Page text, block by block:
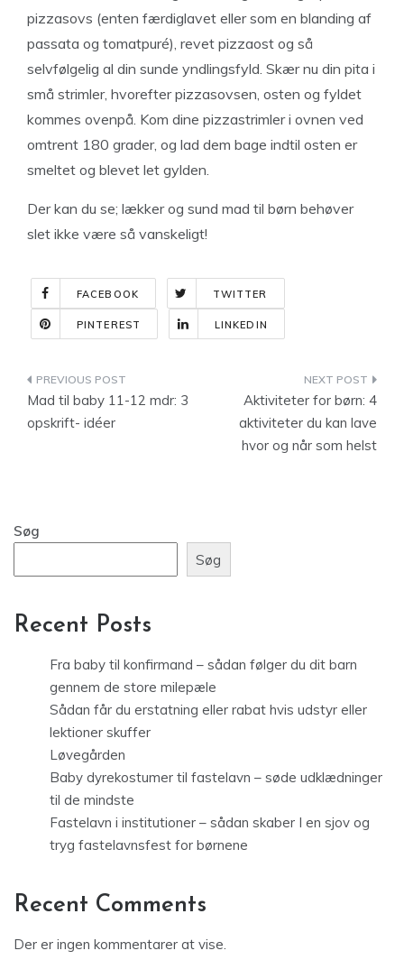
pizzasovs (enten færdiglavet eller som en blanding af
passata og tomatpuré), revet pizzaost og så
selvfølgelig al din sunde yndlingsfyld. Skær nu din pita i
små strimler, hvorefter pizzasovsen, osten og fyldet
kommes ovenpå. Kom dine pizzastrimler i ovnen ved
omtrent 180 grader, og lad dem bage indtil osten er
smeltet og blevet let gylden.
Der kan du se; lækker og sund mad til børn behøver
slet ikke være så vanskeligt!
FACEBOOK TWITTER
PINTEREST LINKEDIN
Indlægsnavigation
Mad til baby 11-12 mdr: 3
opskrift- idéer
Aktiviteter for børn: 4
aktiviteter du kan lave
hvor og når som helst
Søg
Søg
Recent Posts
Fra baby til konfirmand – sådan følger du dit barn
gennem de store milepæle
Sådan får du erstatning eller rabat hvis udstyr eller
lektioner skuffer
Løvegården
Baby dyrekostumer til fastelavn – søde udklædninger
til de mindste
Fastelavn i institutioner – sådan skaber I en sjov og
tryg fastelavnsfest for børnene
Recent Comments
Der er ingen kommentarer at vise.